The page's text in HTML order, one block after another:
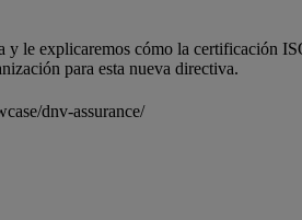
y le explicaremos cómo la certificación
para esta nueva directiva.
dnv-assurance/